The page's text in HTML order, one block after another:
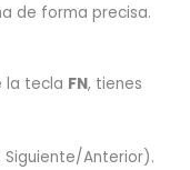
de forma precisa.
la tecla FN, tienes
Anterior).